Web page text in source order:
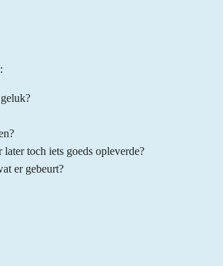
toch iets goeds opleverde?
er gebeurt?